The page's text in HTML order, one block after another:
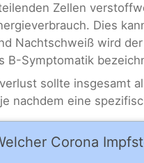
Zellen
Dies
Nachtschweiß wird
B-Symptomatik
sollte insgesamt
nachdem eine
Corona